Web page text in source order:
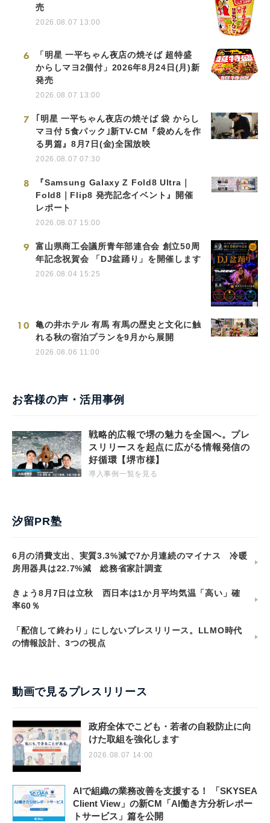
売
2026.08.07 13:00
6
「明星 一平ちゃん夜店の焼そば 超特盛
からしマヨ2個付」2026年8月24日(月)新
発売
2026.08.07 13:00
7
｢明星 一平ちゃん夜店の焼そば 袋 からし
マヨ付 5食パック｣新TV-CM『袋めんを作
る男篇』8月7日(金)全国放映
2026.08.07 07:30
8
『Samsung Galaxy Z Fold8 Ultra｜
Fold8｜Flip8 発売記念イベント』開催
レポート
2026.08.07 15:00
9
富山県商工会議所青年部連合会 創立50周
年記念祝賀会 「DJ盆踊り」を開催します
2026.08.04 15:25
10
亀の井ホテル 有馬 有馬の歴史と文化に触
れる秋の宿泊プランを9月から展開
2026.08.06 11:00
お客様の声・活用事例
戦略的広報で堺の魅力を全国へ。プレ
スリリースを起点に広がる情報発信の
好循環【堺市様】
導入事例一覧を見る
汐留PR塾
6月の消費支出、実質3.3%減で7か月連続のマイナス 冷暖
房用器具は22.7%減 総務省家計調査
きょう8月7日は立秋 西日本は1か月平均気温「高い」確
率60％
「配信して終わり」にしないプレスリリース。LLMO時代
の情報設計、3つの視点
動画で見るプレスリリース
政府全体でこども・若者の自殺防止に向
けた取組を強化します
2026.08.07 14:00
AIで組織の業務改善を支援する！ 「SKYSEA
Client View」の新CM「AI働き方分析レポー
トサービス」篇を公開